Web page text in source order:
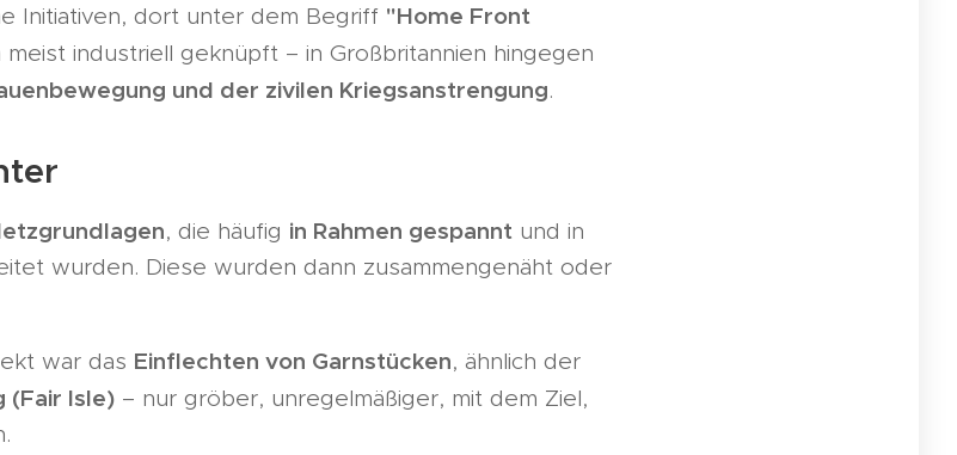
Initiativen, dort unter dem Begriff "Home Front
industriell geknüpft – in Großbritannien hingegen
und der zivilen Kriegsanstrengung.
, die häufig in Rahmen gespannt und in
wurden. Diese wurden dann zusammengenäht oder
war das Einflechten von Garnstücken, ähnlich der
(Fair Isle) – nur gröber, unregelmäßiger, mit dem Ziel,